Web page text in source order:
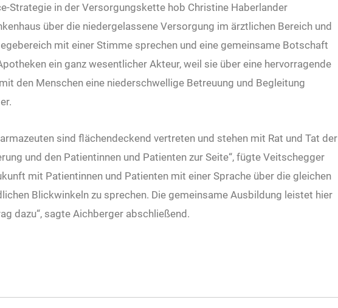
Strategie in der Versorgungskette hob Christine Haberlander
über die niedergelassene Versorgung im ärztlichen Bereich und
mit einer Stimme sprechen und eine gemeinsame Botschaft
ein ganz wesentlicher Akteur, weil sie über eine hervorragende
den Menschen eine niederschwellige Betreuung und Begleitung
sind flächendeckend vertreten und stehen mit Rat und Tat der
und den Patientinnen und Patienten zur Seite“, fügte Veitschegger
mit Patientinnen und Patienten mit einer Sprache über die gleichen
Blickwinkeln zu sprechen. Die gemeinsame Ausbildung leistet hier
dazu“, sagte Aichberger abschließend.